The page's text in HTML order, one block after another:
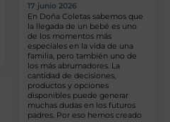
17 junio 2026
En Doña Coletas sabemos que
la llegada de un bebé es uno
de los momentos más
especiales en la vida de una
familia, pero también uno de
los más abrumadores. La
cantidad de decisiones,
productos y opciones
disponibles puede generar
muchas dudas en los futuros
padres. Por eso hemos creado